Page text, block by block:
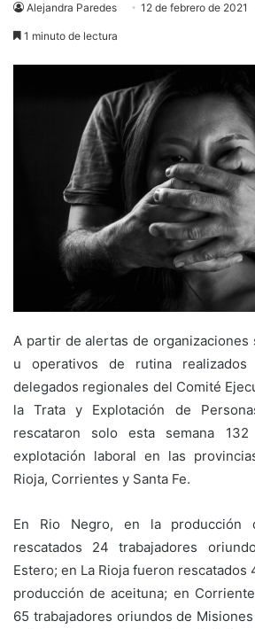
Alejandra Paredes 12 de febrero de 2021
1 minuto de lectura
A partir de alertas de organizaciones
u operativos de rutina realizados
delegados regionales del Comité
la Trata y Explotación de
rescataron solo esta semana
explotación laboral en las
Rioja, Corrientes y Santa Fe.
En Rio Negro, en la producción
rescatados 24 trabajadores
Estero; en La Rioja fueron rescatados
producción de aceituna; en
65 trabajadores oriundos de